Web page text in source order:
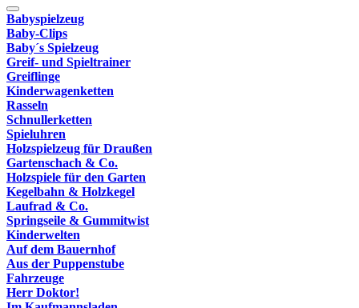
Babyspielzeug
Baby-Clips
Baby´s Spielzeug
Greif- und Spieltrainer
Greiflinge
Kinderwagenketten
Rasseln
Schnullerketten
Spieluhren
Holzspielzeug für Draußen
Gartenschach & Co.
Holzspiele für den Garten
Kegelbahn & Holzkegel
Laufrad & Co.
Springseile & Gummitwist
Kinderwelten
Auf dem Bauernhof
Aus der Puppenstube
Fahrzeuge
Herr Doktor!